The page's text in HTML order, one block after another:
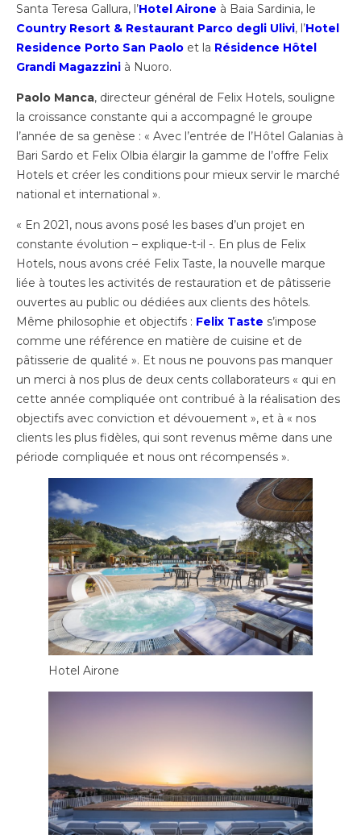
Santa Teresa Gallura, l’Hotel Airone à Baia Sardinia, le
Country Resort & Restaurant Parco degli Ulivi, l’Hotel
Residence Porto San Paolo et la Résidence Hôtel
Grandi Magazzini à Nuoro.
Paolo Manca, directeur général de Felix Hotels, souligne
la croissance constante qui a accompagné le groupe
l’année de sa genèse : « Avec l’entrée de l’Hôtel Galanias à
Bari Sardo et Felix Olbia élargir la gamme de l’offre Felix
Hotels et créer les conditions pour mieux servir le marché
national et international ».
« En 2021, nous avons posé les bases d’un projet en
constante évolution – explique-t-il -. En plus de Felix
Hotels, nous avons créé Felix Taste, la nouvelle marque
liée à toutes les activités de restauration et de pâtisserie
ouvertes au public ou dédiées aux clients des hôtels.
Même philosophie et objectifs : Felix Taste s’impose
comme une référence en matière de cuisine et de
pâtisserie de qualité ». Et nous ne pouvons pas manquer
un merci à nos plus de deux cents collaborateurs « qui en
cette année compliquée ont contribué à la réalisation des
objectifs avec conviction et dévouement », et à « nos
clients les plus fidèles, qui sont revenus même dans une
période compliquée et nous ont récompensés ».
Hotel Airone